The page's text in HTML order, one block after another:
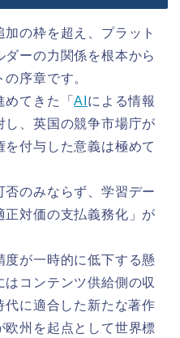
の枠を超え、プラット
ーの力関係を根本から
序章です。
めてきた「AI による情報
、英国の競争市場庁が
付与した意義は極めて
のみならず、学習デー
正対価の支払義務化」が
が一時的に低下する懸
コンテンツ供給側の収
に適合した新たな著作
州を起点として世界標